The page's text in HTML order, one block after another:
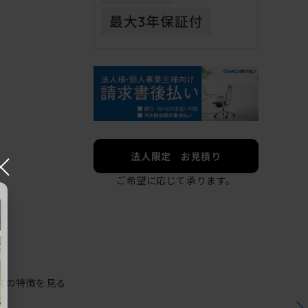
法人限定 お見積り
ご希望に応じて承ります。
の特徴を見る